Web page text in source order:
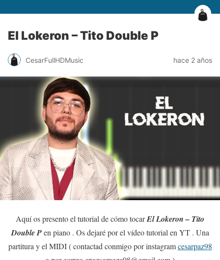
El Lokeron – Tito Double P
CesarFullHDMusic hace 2 años
Aquí os presento el tutorial de cómo tocarEl Lokeron – Tito
Double Pen piano . Os dejaré por el vídeo tutorial en YT . Una
partitura y el MIDI ( contactad conmigo por instagramcesarpaz98